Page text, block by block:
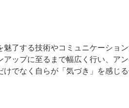
了する技術やコミュニケーショ
ップに至るまで幅広く行い、ア
でなく自らが「気づき」を感じ